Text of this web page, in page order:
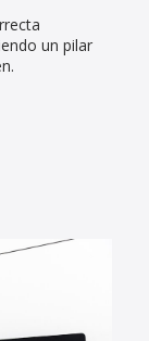
un pilar